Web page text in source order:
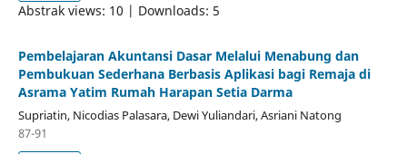
Abstrak views: 10 | Downloads: 5
Pembelajaran Akuntansi Dasar Melalui Menabung dan
Pembukuan Sederhana Berbasis Aplikasi bagi Remaja di
Asrama Yatim Rumah Harapan Setia Darma
Supriatin, Nicodias Palasara, Dewi Yuliandari, Asriani Natong
87-91